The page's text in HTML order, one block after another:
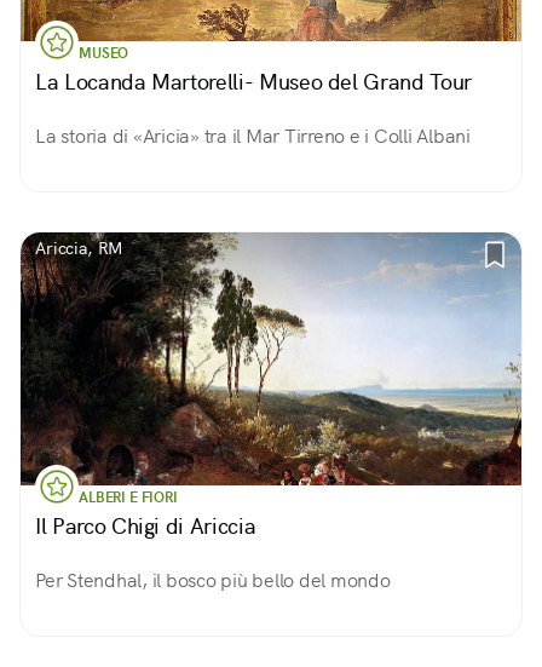
MUSEO
La Locanda Martorelli- Museo del Grand Tour
La storia di «Aricia» tra il Mar Tirreno e i Colli Albani
Ariccia, RM
ALBERI E FIORI
Il Parco Chigi di Ariccia
Per Stendhal, il bosco più bello del mondo